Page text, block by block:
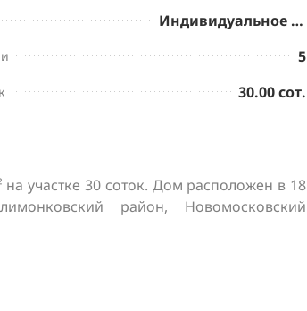
Индивидуальное жилищное строительство
5
30.00 сот.
участке 30 соток. Дом расположен в 18
район, Новомосковский